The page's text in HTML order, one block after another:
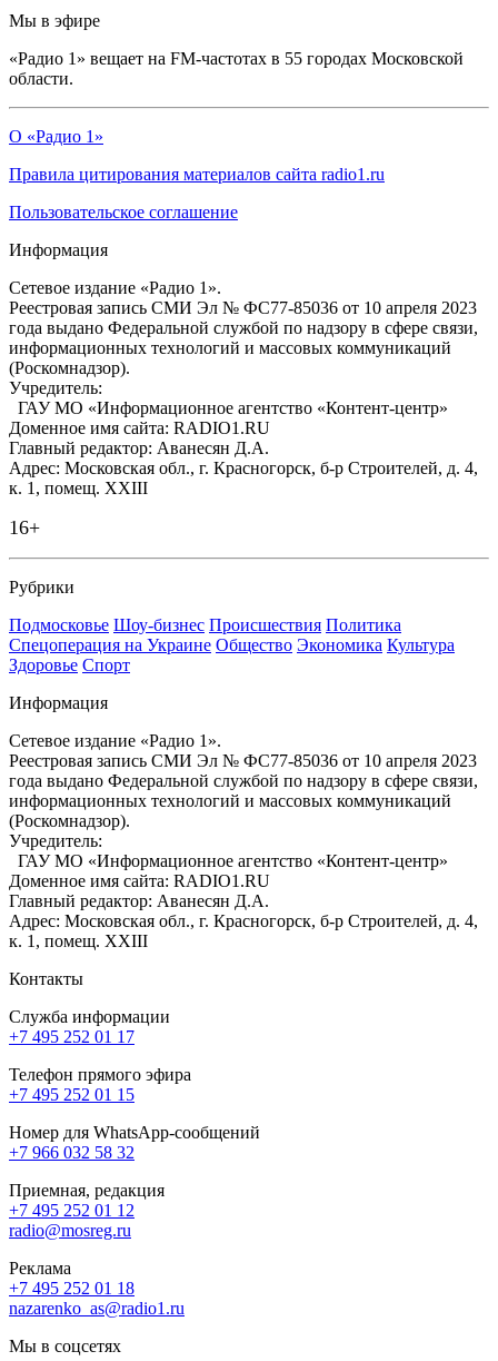
Мы в эфире
«Радио 1» вещает на FM-частотах в 55 городах Московской
области.
О «Радио 1»
Правила цитирования материалов сайта radio1.ru
Пользовательское соглашение
Информация
Сетевое издание «Радио 1».
Реестровая запись СМИ Эл № ФС77-85036 от 10 апреля 2023
года выдано Федеральной службой по надзору в сфере связи,
информационных технологий и массовых коммуникаций
(Роскомнадзор).
Учредитель:
ГАУ МО «Информационное агентство «Контент-центр»
Доменное имя сайта: RADIO1.RU
Главный редактор: Аванесян Д.А.
Адрес: Московская обл., г. Красногорск, б-р Строителей, д. 4,
к. 1, помещ. XXIII
16+
Рубрики
Подмосковье Шоу-бизнес Происшествия Политика
Спецоперация на Украине Общество Экономика Культура
Здоровье Спорт
Информация
Сетевое издание «Радио 1».
Реестровая запись СМИ Эл № ФС77-85036 от 10 апреля 2023
года выдано Федеральной службой по надзору в сфере связи,
информационных технологий и массовых коммуникаций
(Роскомнадзор).
Учредитель:
ГАУ МО «Информационное агентство «Контент-центр»
Доменное имя сайта: RADIO1.RU
Главный редактор: Аванесян Д.А.
Адрес: Московская обл., г. Красногорск, б-р Строителей, д. 4,
к. 1, помещ. XXIII
Контакты
Служба информации
+7 495 252 01 17
Телефон прямого эфира
+7 495 252 01 15
Номер для WhatsApp-сообщений
+7 966 032 58 32
Приемная, редакция
+7 495 252 01 12
radio@mosreg.ru
Реклама
+7 495 252 01 18
nazarenko_as@radio1.ru
Мы в соцсетях